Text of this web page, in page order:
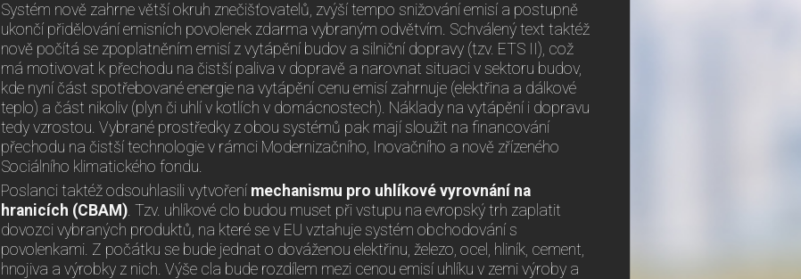
Systém nově zahrne větší okruh znečišťovatelů, zvýší tempo snižování emisí a postupně
ukončí přidělování emisních povolenek zdarma vybraným odvětvím. Schválený text taktéž
nově počítá se zpoplatněním emisí z vytápění budov a silniční dopravy (tzv. ETS II), což
má motivovat k přechodu na čistší paliva v dopravě a narovnat situaci v sektoru budov,
kde nyní část spotřebované energie na vytápění cenu emisí zahrnuje (elektřina a dálkové
teplo) a část nikoliv (plyn či uhlí v kotlích v domácnostech). Náklady na vytápění i dopravu
tedy vzrostou. Vybrané prostředky z obou systémů pak mají sloužit na financování
přechodu na čistší technologie v rámci Modernizačního, Inovačního a nově zřízeného
Sociálního klimatického fondu.
Poslanci taktéž odsouhlasili vytvoření mechanismu pro uhlíkové vyrovnání na
hranicích (CBAM). Tzv. uhlíkové clo budou muset při vstupu na evropský trh zaplatit
dovozci vybraných produktů, na které se v EU vztahuje systém obchodování s
povolenkami. Z počátku se bude jednat o dováženou elektřinu, železo, ocel, hliník, cement,
hnojiva a výrobky z nich. Výše cla bude rozdílem mezi cenou emisí uhlíku v zemi výroby a